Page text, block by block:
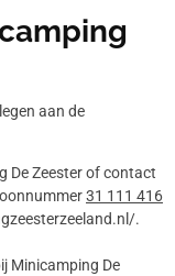
aan de
De Zeester of contact
31 111 416
.
Minicamping De